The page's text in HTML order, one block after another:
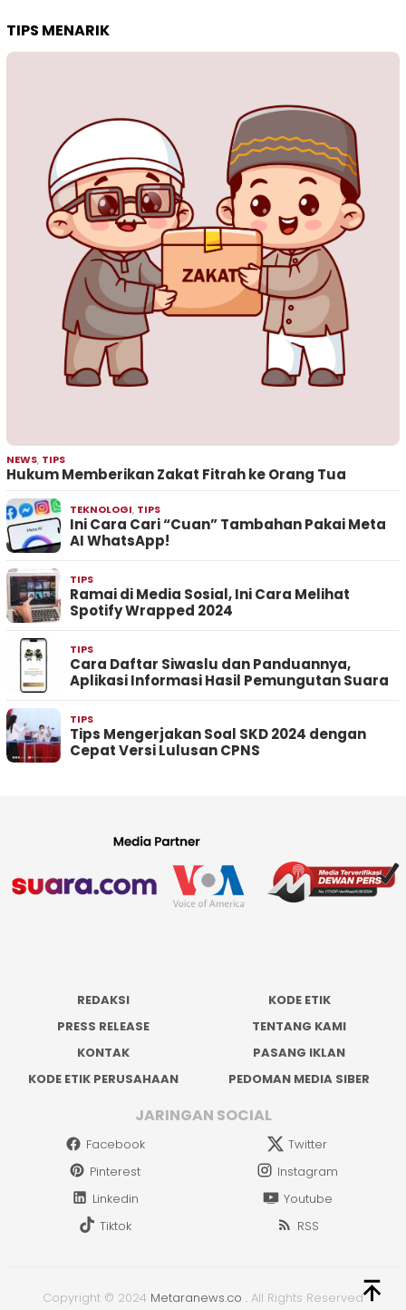
TIPS MENARIK
NEWS, TIPS
Hukum Memberikan Zakat Fitrah ke Orang Tua
TEKNOLOGI, TIPS
Ini Cara Cari “Cuan” Tambahan Pakai Meta
AI WhatsApp!
TIPS
Ramai di Media Sosial, Ini Cara Melihat
Spotify Wrapped 2024
TIPS
Cara Daftar Siwaslu dan Panduannya,
Aplikasi Informasi Hasil Pemungutan Suara
TIPS
Tips Mengerjakan Soal SKD 2024 dengan
Cepat Versi Lulusan CPNS
REDAKSI
KODE ETIK
PRESS RELEASE
TENTANG KAMI
KONTAK
PASANG IKLAN
KODE ETIK PERUSAHAAN
PEDOMAN MEDIA SIBER
JARINGAN SOCIAL
Facebook
Twitter
Pinterest
Instagram
Linkedin
Youtube
Tiktok
RSS
Copyright © 2024 Metaranews.co . All Rights Reserved